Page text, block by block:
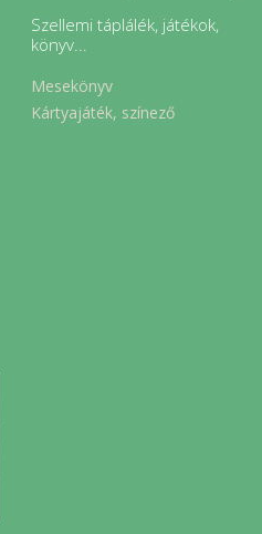
Szellemi táplálék, játékok,
könyv...
Mesekönyv
Kártyajáték, színező